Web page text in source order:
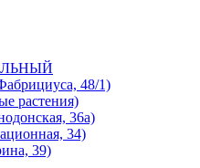
48/1)
растения)
36а)
34)
39)